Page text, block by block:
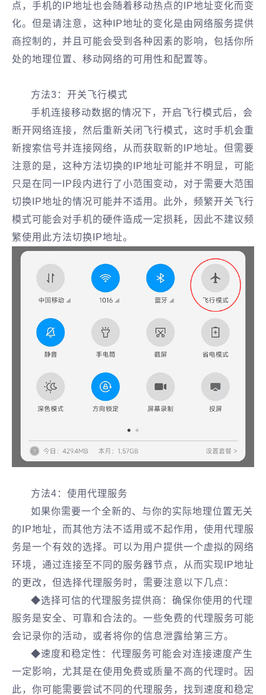
点，手机的IP地址也会随着移动热点的IP地址变化而变
化。但是请注意，这种IP地址的变化是由网络服务提供
商控制的，并且可能会受到各种因素的影响，包括你所
处的地理位置、移动网络的可用性和配置等。
方法3：开关飞行模式
手机连接移动数据的情况下，开启飞行模式后，会
断开网络连接，然后重新关闭飞行模式，这时手机会重
新搜索信号并连接网络，从而获取新的IP地址。但需要
注意的是，这种方法切换的IP地址可能并不明显，可能
只是在同一IP段内进行了小范围变动，对于需要大范围
切换IP地址的情况可能并不适用。此外，频繁开关飞行
模式可能会对手机的硬件造成一定损耗，因此不建议频
繁使用此方法切换IP地址。
方法4：使用代理服务
如果你需要一个全新的、与你的实际地理位置无关
的IP地址，而其他方法不适用或不起作用，使用代理服
务是一个有效的选择。可以为用户提供一个虚拟的网络
环境，通过连接至不同的服务器节点，从而实现IP地址
的更改，但选择代理服务时，需要注意以下几点：
◆选择可信的代理服务提供商：确保你使用的代理
服务是安全、可靠和合法的。一些免费的代理服务可能
会记录你的活动，或者将你的信息泄露给第三方。
◆速度和稳定性：代理服务可能会对连接速度产生
一定影响，尤其是在使用免费或质量不高的代理时。因
此，你可能需要尝试不同的代理服务，找到速度和稳定